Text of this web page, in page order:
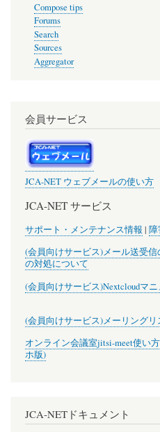
Compose tips
Forums
Search
Sources
Aggregator
会員サービス
JCA-NET ウェブメールの使い方
JCA-NET サービス
サポート・メンテナンス情報 | 障
(会員向けサービス)メール送受
の対処について
(会員向けサービス)Nextcloudマ
(会員向けサービス)メーリング
オンライン会議室jitsi-meet使い
ホ版)
JCA-NETドキュメント